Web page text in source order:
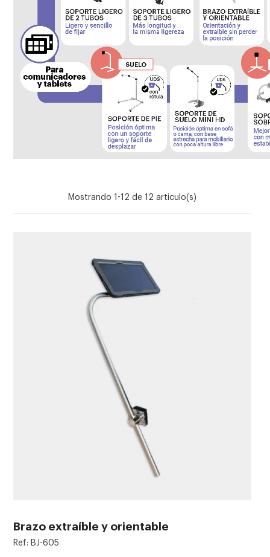
Mostrando 1-12 de 12 articulo(s)
Brazo extraíble y orientable
Ref: BJ-605